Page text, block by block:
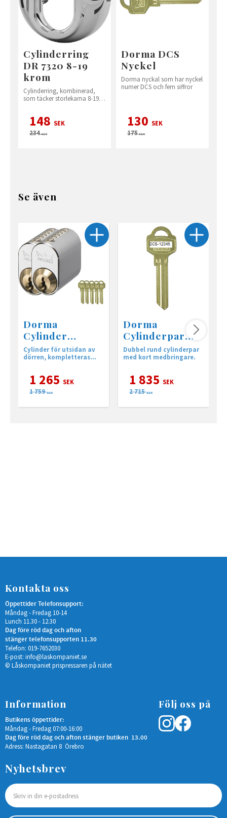
Cylinderring
DR 7320 8-19
krom
Cylinderring, kombinerad,
som täcker storlekarna 8-19
148 SEK
234SEK
Dorma DCS
Nyckel
Dorma nyckal som har nyckel
numer DCS och fem siffror
130 SEK
175SEK
Se även
Dorma
Cylinder
DC500 • LL2 • 5
Nycklar
Cylinder för utsidan av
dörren, kompletteras
1 265 SEK
1 759 SEK
Dorma
Cylinderpar
Dc5400 krom
Dubbel rund cylinderpar
med kort medbringare.
1 835 SEK
2 715 SEK
Kontakta oss
Öppettider Telefonsupport:
Måndag - Fredag 10-14
Lunch 11.30 - 12.30
Dag före röd dag och afton
stänger telefonsupporten 11.30
Telefon: 019-7652030
E-post: info@laskompaniet.se
© Låskompaniet prispressaren på nätet
Information
Butikens öppettider:
Måndag - Fredag 07:00-16:00
Dag före röd dag och afton stänger butiken 13.00
Adress: Nastagatan 8 Örebro
Följ oss på
Nyhetsbrev